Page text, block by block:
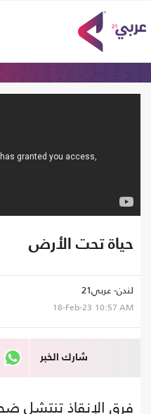
حياة تحت الأرض
لندن- عربي21
18-Feb-23 10:57 AM
شارك الخبر
فرق الإنقاذ تنتشل